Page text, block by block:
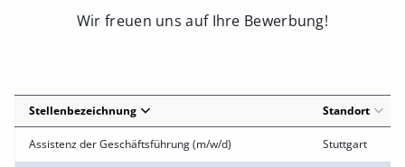
Wir freuen uns auf Ihre Bewerbung!
Stellenbezeichnung Standort
Assistenz der Geschäftsführung (m/w/d) Stuttgart